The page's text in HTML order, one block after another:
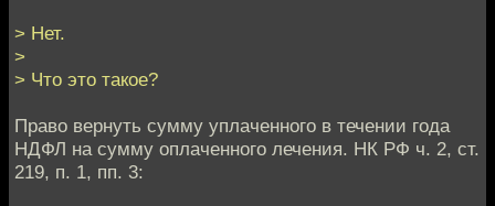
> Нет.
>
> Что это такое?
Право вернуть сумму уплаченного в течении года
НДФЛ на сумму оплаченного лечения. НК РФ ч. 2, ст.
219, п. 1, пп. 3: